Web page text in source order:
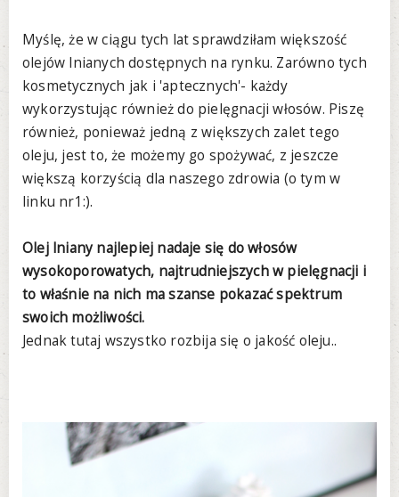
Myślę, że w ciągu tych lat sprawdziłam większość
olejów lnianych dostępnych na rynku. Zarówno tych
kosmetycznych jak i 'aptecznych'- każdy
wykorzystując również do pielęgnacji włosów. Piszę
również, ponieważ jedną z większych zalet tego
oleju, jest to, że możemy go spożywać, z jeszcze
większą korzyścią dla naszego zdrowia (o tym w
linku nr1:).
Olej lniany najlepiej nadaje się do włosów
wysokoporowatych, najtrudniejszych w pielęgnacji i
to właśnie na nich ma szanse pokazać spektrum
swoich możliwości.
Jednak tutaj wszystko rozbija się o jakość oleju..